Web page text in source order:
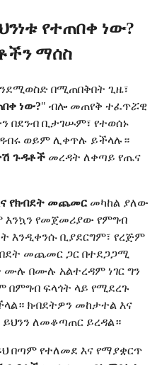
የተጠበቀ ነው?
ማሰስ
በሚጠበቅበት ጊዜ፣
ነው?" ብሎ መጠየቅ ተፈጥሯዊ
በደንብ ቢታገሡም፣ የተወሰኑ
ወይም ሊቀጥሉ ይችላሉ።
ጉዳቶች መረዳት ለቀጣይ የጤና
የክብደት መጨመር መካከል ያለው
እንኳን የመጀመሪያው የምግብ
እንዲቀንሱ ቢያደርግም፣ የረጅም
መጨመር ጋር በተደጋጋሚ
ሙሉ በሙሉ አልተረዳም ነገር ግን
በምግብ ፍላጎት ላይ የሚደረጉ
ክብደትዎን መከታተል እና
ለመቆጣጠር ይረዳል።
በጣም የተለመደ እና የማያቋርጥ